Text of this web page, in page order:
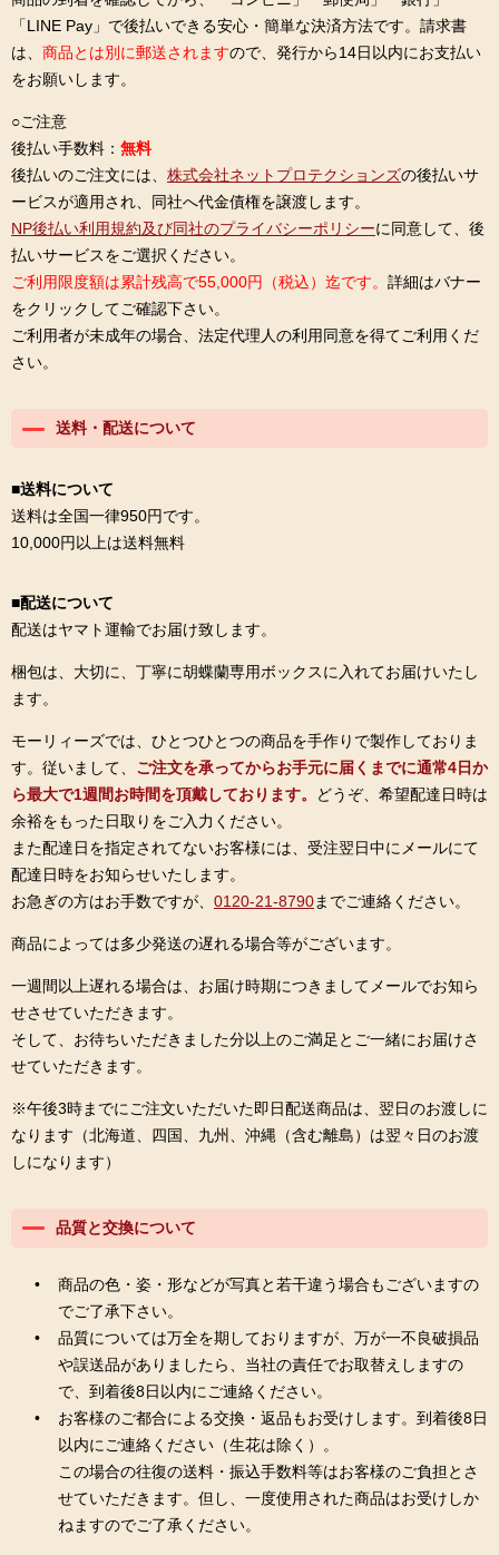
「LINE Pay」で後払いできる安心・簡単な決済方法です。請求書
は、 商品とは別に郵送されますので、発行から14日以内にお支払い
をお願いします。
○ご注意
後払い手数料： 無料
後払いのご注文には、 株式会社ネットプロテクションズの後払いサ
ービスが適用され、同社へ代金債権を譲渡します。
NP後払い利用規約及び同社のプライバシーポリシーに同意して、後
払いサービスをご選択ください。
ご利用限度額は累計残高で55,000円（税込）迄です。 詳細はバナー
をクリックしてご確認下さい。
ご利用者が未成年の場合、法定代理人の利用同意を得てご利用くだ
さい。
送料・配送について
■送料について
送料は全国一律950円です。
10,000円以上は送料無料
■配送について
配送はヤマト運輸でお届け致します。
梱包は、大切に、丁寧に胡蝶蘭専用ボックスに入れてお届けいたし
ます。
モーリィーズでは、ひとつひとつの商品を手作りで製作しておりま
す。従いまして、 ご注文を承ってからお手元に届くまでに通常4日か
ら最大で1週間お時間を頂戴しております。
どうぞ、希望配達日時は
余裕をもった日取りをご入力ください。
また配達日を指定されてないお客様には、受注翌日中にメールにて
配達日時をお知らせいたします。
お急ぎの方はお手数ですが、 0120-21-8790までご連絡ください。
商品によっては多少発送の遅れる場合等がございます。
一週間以上遅れる場合は、お届け時期につきましてメールでお知ら
せさせていただきます。
そして、お待ちいただきました分以上のご満足とご一緒にお届けさ
せていただきます。
※午後3時までにご注文いただいた即日配送商品は、翌日のお渡しに
なります（北海道、四国、九州、沖縄（含む離島）は翌々日のお渡
しになります）
品質と交換について
商品の色・姿・形などが写真と若干違う場合もございますの
でご了承下さい。
品質については万全を期しておりますが、万が一不良破損品
や誤送品がありましたら、当社の責任でお取替えしますの
で、到着後8日以内にご連絡ください。
お客様のご都合による交換・返品もお受けします。到着後8日
以内にご連絡ください（生花は除く）。
この場合の往復の送料・振込手数料等はお客様のご負担とさ
せていただきます。但し、一度使用された商品はお受けしか
ねますのでご了承ください。